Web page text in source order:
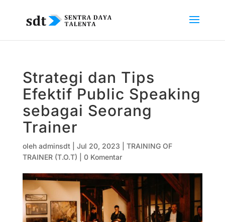
Strategi dan Tips
Efektif Public Speaking
sebagai Seorang
Trainer
oleh adminsdt| Jul 20, 2023
TRAINING OF
TRAINER (T.O.T)
0 Komentar